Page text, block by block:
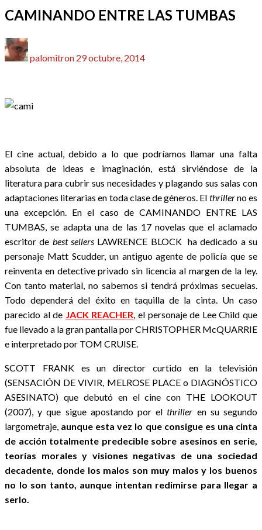
CAMINANDO ENTRE LAS TUMBAS
palomitronel
29 octubre, 2014
El cine actual, debido a lo que podríamos llamar una falta
absoluta de ideas e imaginación, está sirviéndose de la
literatura para cubrir sus necesidades y plagando sus salas con
adaptaciones literarias en toda clase de géneros. El thrillerno es
una excepción. En el caso de CAMINANDO ENTRE LAS
TUMBAS, se adapta una de las 17 novelas que el aclamado
escritor de best sellersLAWRENCE BLOCK ha dedicado a su
personaje Matt Scudder, un antiguo agente de policía que se
reinventa en detective privado sin licencia al margen de la ley.
Con tanto material, no sabemos si tendrá próximas secuelas.
Todo dependerá del éxito en taquilla de la cinta. Un caso
parecido al de JACK REACHER, el personaje de Lee Child que
fue llevado a la gran pantalla por CHRISTOPHER McQUARRIE
e interpretado por TOM CRUISE.
SCOTT FRANK es un director curtido en la televisión
(SENSACIÓN DE VIVIR, MELROSE PLACE o DIAGNÓSTICO
ASESINATO) que debutó en el cine con THE LOOKOUT
(2007), y que sigue apostando por el thriller en su segundo
largometraje, aunque esta vez lo que consigue es una cinta
de acción totalmente predecible sobre asesinos en serie,
teorías morales y visiones negativas de una sociedad
decadente, donde los malos son muy malos y los buenos
no lo son tanto, aunque intentan redimirse para llegar a
serlo.